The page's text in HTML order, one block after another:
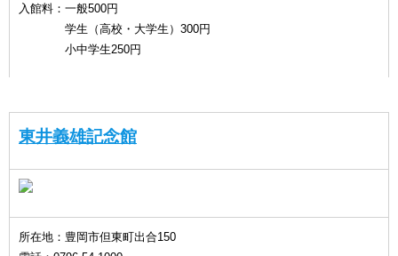
入館料：一般500円
学生（高校・大学生）300円
小中学生250円
東井義雄記念館
所在地：豊岡市但東町出合150